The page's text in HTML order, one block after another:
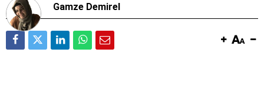
Gamze Demirel